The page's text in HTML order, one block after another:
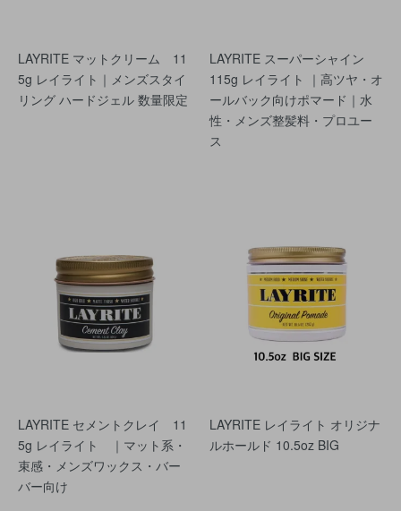
LAYRITE マットクリーム 11
5g レイライト｜メンズスタイ
リング ハードジェル 数量限定
LAYRITE スーパーシャイン
115g レイライト ｜高ツヤ・オ
ールバック向けポマード｜水
性・メンズ整髪料・プロユー
ス
LAYRITE セメントクレイ 11
5g レイライト ｜マット系・
束感・メンズワックス・バー
バー向け
LAYRITE レイライト オリジナ
ルホールド 10.5oz BIG